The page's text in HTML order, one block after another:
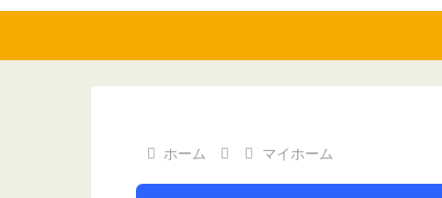
ホーム マイホーム